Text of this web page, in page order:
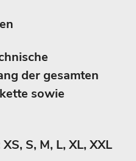
der gesamten
sowie
S, M, L, XL, XXL